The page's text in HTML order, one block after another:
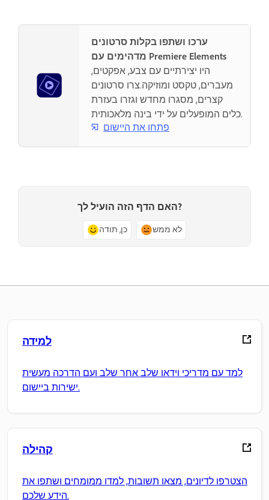
ערכו ושתפו בקלות סרטונים
מדהימים עם Premiere Elements
היו יצירתיים עם צבע, אפקטים,
מעברים, טקסט ומוזיקה.צרו סרטונים
קצרים, מסגרו מחדש וגזרו בעזרת
כלים המופעלים על ידי בינה מלאכותית.
פתחו את היישום
האם הדף הזה הועיל לך?
כן, תודה לא ממש
למידה
למד עם מדריכי וידאו שלב אחר שלב ועם הדרכה מעשית
ישירות ביישום.
קהילה
הצטרפו לדיונים, מצאו תשובות, למדו ממומחים ושתפו את
הידע שלכם.